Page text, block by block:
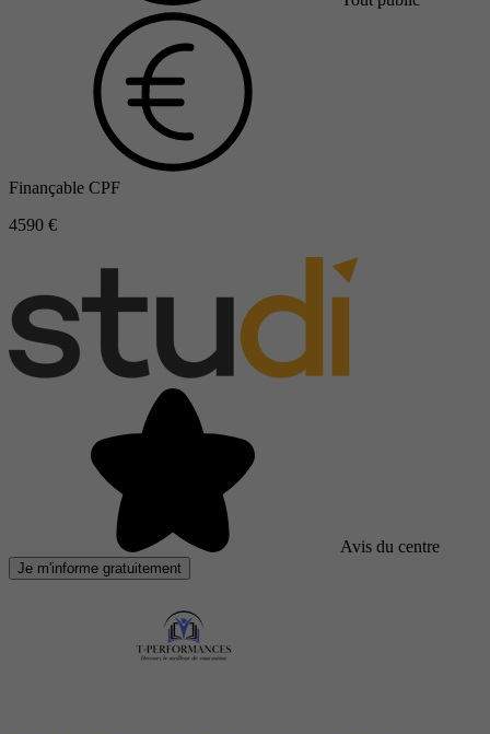
Finançable CPF
4590 €
Avis du centre
Je m'informe gratuitement